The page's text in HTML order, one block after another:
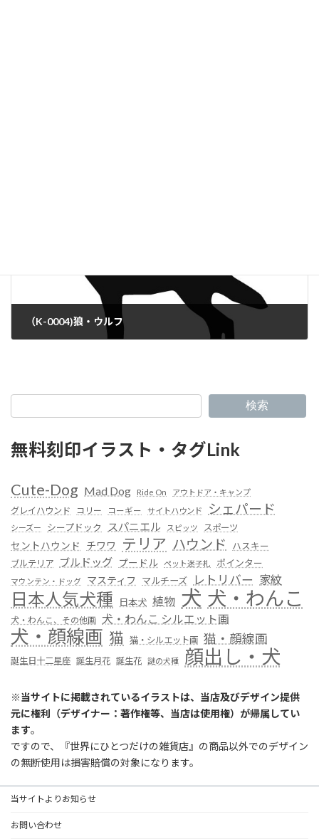
（K-0004)狼・ウルフ
検索
無料刻印イラスト・タグLink
Cute-Dog Mad Dog Ride On アウトドア・キャンプ
グレイハウンド コリー コーギー サイトハウンド シェパード
シーズー シープドック スパニエル スピッツ スポーツ
セントハウンド チワワ テリア ハウンド ハスキー
ブルテリア ブルドッグ プードル ペット迷子札 ポインター
マウンテン・ドッグ マスティフ マルチーズ レトリバー 家紋
日本人気犬種 日本犬 植物 犬 犬・わんこ
犬・わんこ、その他画 犬・わんこ シルエット画
犬・顔線画 猫 猫・シルエット画 猫・顔線画
誕生日十二星座 誕生月花 誕生花 謎の犬種 顔出し・犬
※当サイトに掲載されているイラストは、当店及びデザイン提供
元に権利（デザイナー：著作権等、当店は使用権）が帰属してい
ます。
ですので、『世界にひとつだけの雑貨店』の商品以外でのデザイン
の無断使用は損害賠償の対象になります。
当サイトよりお知らせ
お問い合わせ